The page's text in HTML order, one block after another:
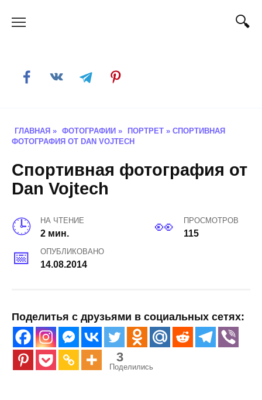
ГЛАВНАЯ » ФОТОГРАФИИ » ПОРТРЕТ » СПОРТИВНАЯ
ФОТОГРАФИЯ ОТ DAN VOJTECH
Спортивная фотография от
Dan Vojtech
НА ЧТЕНИЕ
2 мин.
ПРОСМОТРОВ
115
ОПУБЛИКОВАНО
14.08.2014
Поделитья с друзьями в социальных сетях:
3
Поделились